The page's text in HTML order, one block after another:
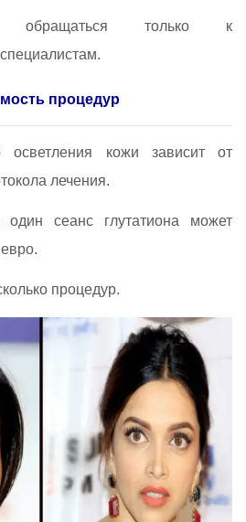
обращаться только к
процедур
осветления кожи зависит от
лечения.
один сеанс глутатиона может
процедур.